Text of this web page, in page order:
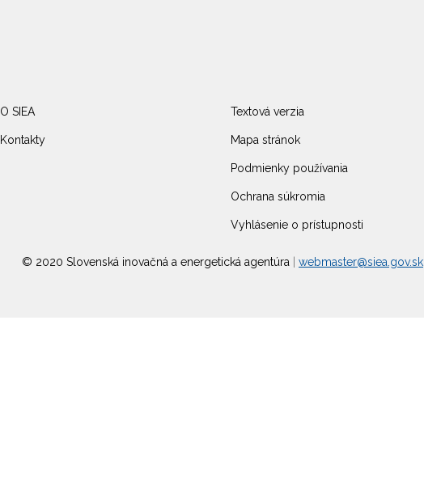
O SIEA
Kontakty
Textová verzia
Mapa stránok
Podmienky používania
Ochrana súkromia
Vyhlásenie o prístupnosti
© 2020 Slovenská inovačná a energetická agentúra webmaster@siea.gov.sk